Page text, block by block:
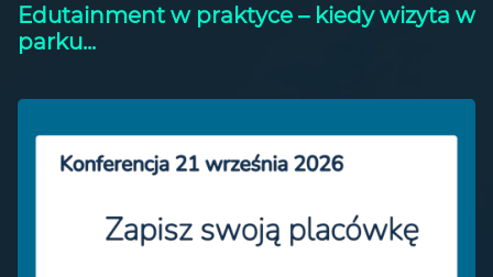
Edutainment w praktyce – kiedy wizyta w
parku...